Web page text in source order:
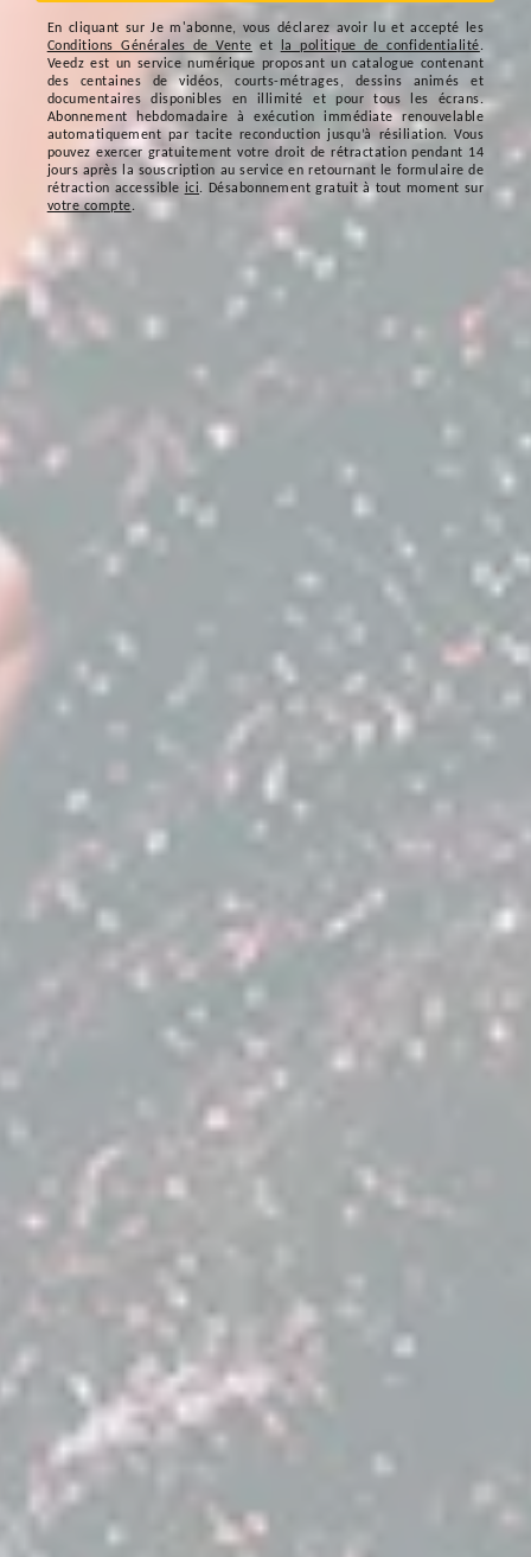
En cliquant surJe m'abonne, vous déclarez avoir lu et accepté les
Conditions Générales de Vente et la politique de confidentialité.
Veedz est un service numérique proposant un catalogue contenant
des centaines de vidéos, courts-métrages, dessins animés et
documentaires disponibles en illimité et pour tous les écrans.
Abonnement hebdomadaire à exécution immédiate renouvelable
automatiquement par tacite reconduction jusqu’à résiliation. Vous
pouvez exercer gratuitement votre droit de rétractation pendant 14
jours après la souscription au service en retournant le formulaire de
rétraction accessible ici. Désabonnement gratuit à tout moment sur
votre compte.